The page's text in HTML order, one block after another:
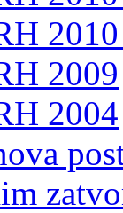
2009
2004